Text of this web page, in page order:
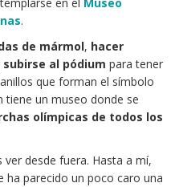
.
de mármol, hacer
subirse al pódium para tener
que forman el símbolo
tiene un museo donde se
olímpicas de todos los
desde fuera. Hasta a mí,
ha parecido un poco caro una